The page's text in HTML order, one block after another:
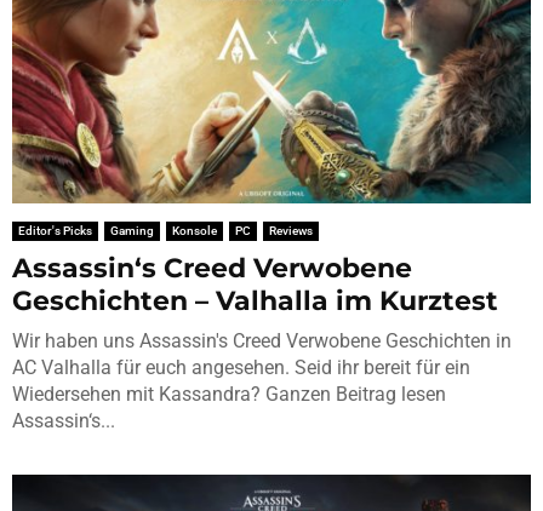
Editor's Picks Gaming Konsole PC Reviews
Assassin‘s Creed Verwobene
Geschichten – Valhalla im Kurztest
Wir haben uns Assassin's Creed Verwobene Geschichten in
AC Valhalla für euch angesehen. Seid ihr bereit für ein
Wiedersehen mit Kassandra? Ganzen Beitrag lesen
Assassin‘s...